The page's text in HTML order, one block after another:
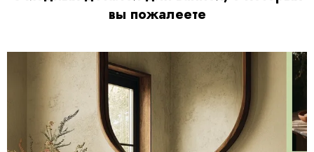
вы пожалеете